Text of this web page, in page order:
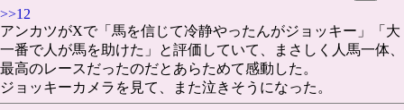
>>12
アンカツがXで「馬を信じて冷静やったんがジョッキー」「大
一番で人が馬を助けた」と評価していて、まさしく人馬一体、
最高のレースだったのだとあらためて感動した。
ジョッキーカメラを見て、また泣きそうになった。